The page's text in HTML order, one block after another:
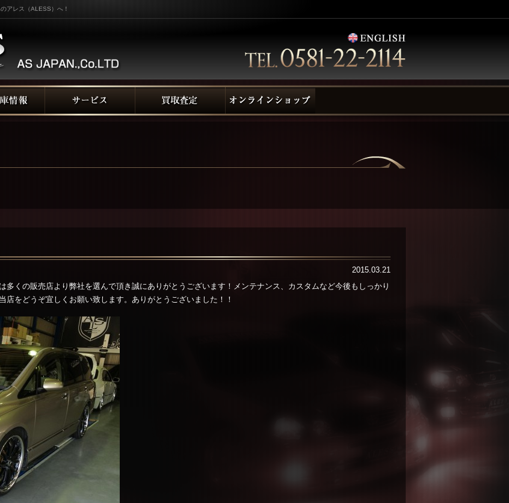
アレス（ALESS）へ！
2015.03.21
くの販売店より弊社を選んで頂き誠にありがとうございます！メンテナンス、カスタムなど今後もしっかり
をどうぞ宜しくお願い致します。ありがとうございました！！